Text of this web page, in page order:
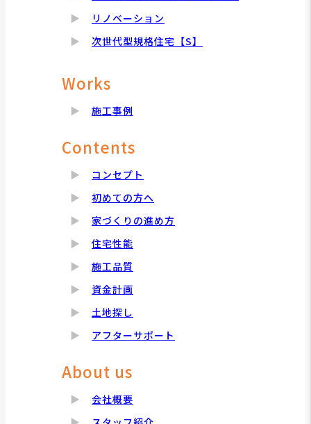
リノベーション
次世代型規格住宅【S】
Works
施工事例
Contents
コンセプト
初めての方へ
家づくりの進め方
住宅性能
施工品質
資金計画
土地探し
アフターサポート
About us
会社概要